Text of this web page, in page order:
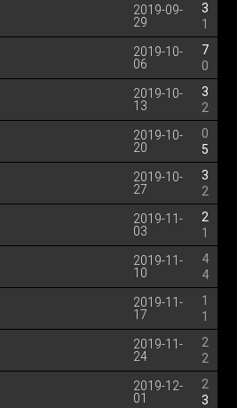
2019-09-
29
3
1
2019-10-
06
7
0
2019-10-
13
3
2
2019-10-
20
0
5
2019-10-
27
3
2
2019-11-
03
2
1
2019-11-
10
4
4
2019-11-
17
1
1
2019-11-
24
2
2
2019-12-
01
2
3